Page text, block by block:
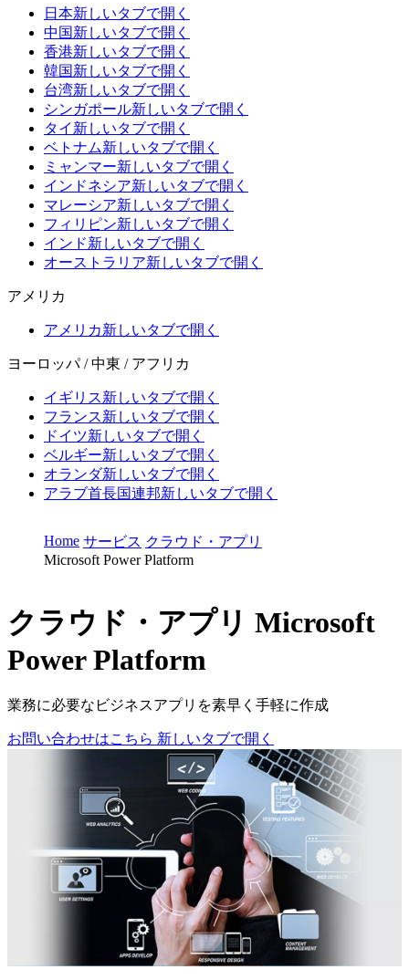
日本新しいタブで開く
中国新しいタブで開く
香港新しいタブで開く
韓国新しいタブで開く
台湾新しいタブで開く
シンガポール新しいタブで開く
タイ 新しいタブで開く
ベトナム新しいタブで開く
ミャンマー新しいタブで開く
インドネシア新しいタブで開く
マレーシア新しいタブで開く
フィリピン新しいタブで開く
インド新しいタブで開く
オーストラリア新しいタブで開く
アメリカ
アメリカ新しいタブで開く
ヨーロッパ / 中東 / アフリカ
イギリス新しいタブで開く
フランス新しいタブで開く
ドイツ新しいタブで開く
ベルギー新しいタブで開く
オランダ新しいタブで開く
アラブ首長国連邦新しいタブで開く
Home サービス クラウド・アプリ
Microsoft Power Platform
クラウド・アプリ Microsoft
Power Platform
業務に必要なビジネスアプリを素早く手軽に作成
お問い合わせはこちら 新しいタブで開く